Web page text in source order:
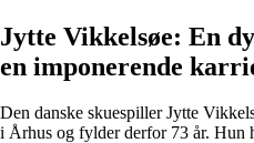
Jytte Vikkelsøe: En
en imponerende
Den danske skuespiller Jytte
i Århus og fylder derfor 73 år. Hun